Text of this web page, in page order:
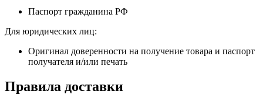
Паспорт гражданина РФ
Для юридических лиц:
Оригинал доверенности на получение товара и паспорт
получателя и/или печать
Правила доставки